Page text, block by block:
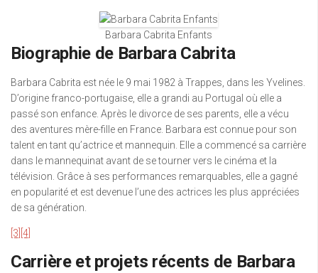
Barbara Cabrita Enfants
Biographie de Barbara Cabrita
Barbara Cabrita est née le 9 mai 1982 à Trappes, dans les Yvelines.
D’origine franco-portugaise, elle a grandi au Portugal où elle a
passé son enfance. Après le divorce de ses parents, elle a vécu
des aventures mère-fille en France. Barbara est connue pour son
talent en tant qu’actrice et mannequin. Elle a commencé sa carrière
dans le mannequinat avant de se tourner vers le cinéma et la
télévision. Grâce à ses performances remarquables, elle a gagné
en popularité et est devenue l’une des actrices les plus appréciées
de sa génération.
[3] [4]
Carrière et projets récents de Barbara